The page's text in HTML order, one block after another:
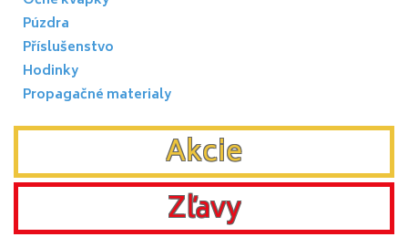
Púzdra
Příslušenstvo
Hodinky
Propagačné materialy
Akcie
Zľavy